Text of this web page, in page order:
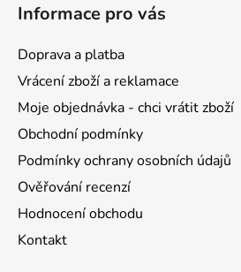
Informace pro vás
Doprava a platba
Vrácení zboží a reklamace
Moje objednávka - chci vrátit zboží
Obchodní podmínky
Podmínky ochrany osobních údajů
Ověřování recenzí
Hodnocení obchodu
Kontakt